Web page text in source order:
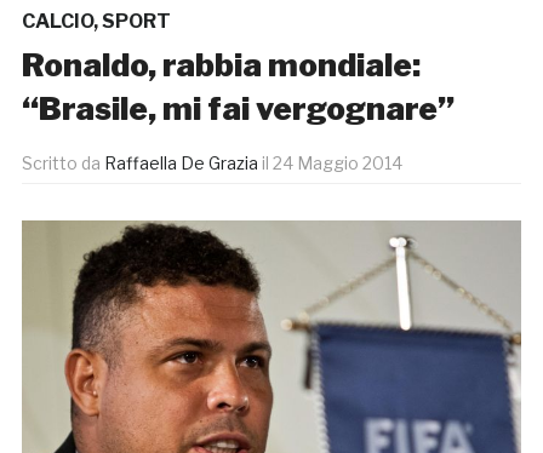
CALCIO,SPORT
Ronaldo, rabbia mondiale:
“Brasile, mi fai vergognare”
Scritto da Raffaella De Grazia il 24 Maggio 2014